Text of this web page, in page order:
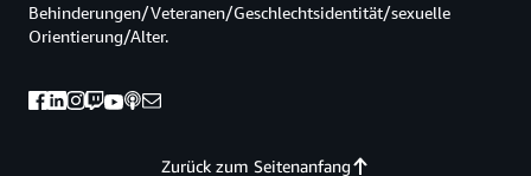
Zurück zum Seitenanfang
Behinderungen/Veteranen/Geschlechtsidentität/sexuelle
Orientierung/Alter.